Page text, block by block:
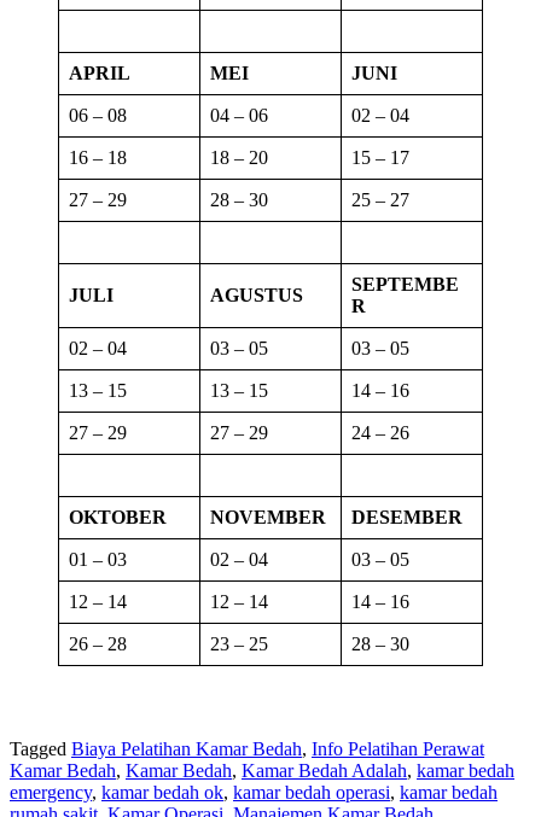
APRIL MEI JUNI
06 – 08 04 – 06 02 – 04
16 – 18 18 – 20 15 – 17
27 – 29 28 – 30 25 – 27
JULI AGUSTUS
SEPTEMBE
R
02 – 04 03 – 05 03 – 05
13 – 15 13 – 15 14 – 16
27 – 29 27 – 29 24 – 26
OKTOBER NOVEMBER DESEMBER
01 – 03 02 – 04 03 – 05
12 – 14 12 – 14 14 – 16
26 – 28 23 – 25 28 – 30
Tagged Biaya Pelatihan Kamar Bedah, Info Pelatihan Perawat
Kamar Bedah, Kamar Bedah, Kamar Bedah Adalah, kamar bedah
emergency, kamar bedah ok, kamar bedah operasi, kamar bedah